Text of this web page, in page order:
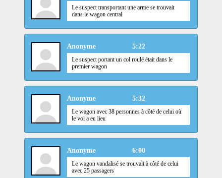
Le suspect transportant une arme se trouvait
dans le wagon central
Anonyme 5:22
Le suspect portant un col roulé était dans le
premier wagon
Anonyme 5:32
Le wagon avec 38 personnes à côté de celui où
le vol a eu lieu
Anonyme 6:00
Le wagon vandalisé se trouvait à côté de celui
avec 25 passagers